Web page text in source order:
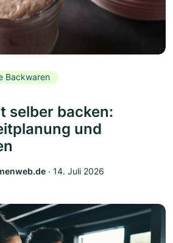
Backwaren
selber backen:
und
‧ 14. Juli 2026